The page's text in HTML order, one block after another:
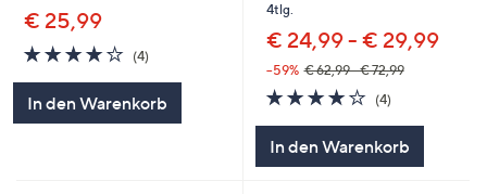
€ 25,99
4.0
von
5
(4)
In den Warenkorb
4tlg.
€ 24,99 - € 29,99
--59% € 62,99 - € 72,99
3.8
von
(4)4
In den Warenkorb